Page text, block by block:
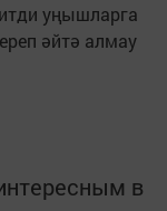
уңышларга
әйтә алмау
в